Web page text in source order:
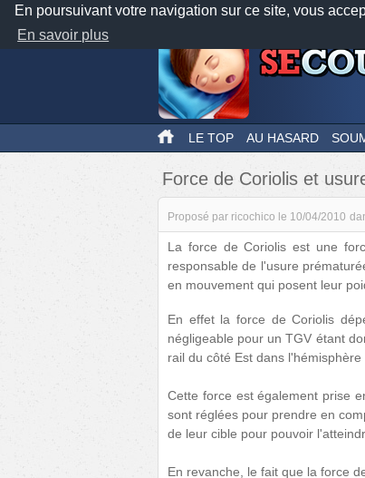
En poursuivant votre navigation sur ce site, vous
En savoir plus
LE TOP AU HASARD
Force de Coriolis et
Proposé par ricochico le 10/04/2010
La force de Coriolis est une
responsable de l'usure
en mouvement qui posent leur
En effet la force de Coriolis
négligeable pour un TGV étant
rail du côté Est dans l'hémisphère
Cette force est également prise
sont réglées pour prendre en
de leur cible pour pouvoir
En revanche, le fait que la force